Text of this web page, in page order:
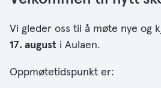
Vi gleder oss til å møte nye og
17. august i Aulaen.
Oppmøtetidspunkt er: